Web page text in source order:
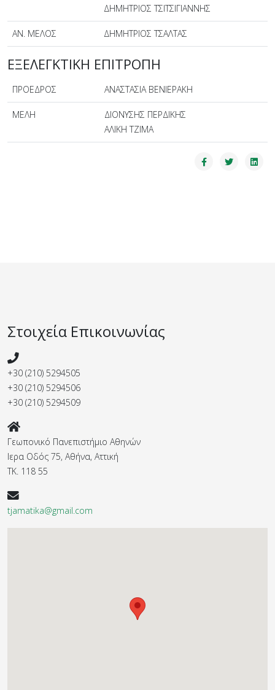
ΔΗΜΗΤΡΙΟΣ ΤΣΙΤΣΙΓΙΑΝΝΗΣ
ΑΝ. ΜΕΛΟΣ ΔΗΜΗΤΡΙΟΣ ΤΣΑΛΤΑΣ
ΕΞΕΛΕΓΚΤΙΚΗ ΕΠΙΤΡΟΠΗ
ΠΡΟΕΔΡΟΣ ΑΝΑΣΤΑΣΙΑ ΒΕΝΙΕΡΑΚΗ
ΜΕΛΗ
ΔΙΟΝΥΣΗΣ ΠΕΡΔΙΚΗΣ
ΑΛΙΚΗ ΤΖΙΜΑ
Στοιχεία Επικοινωνίας
+30 (210) 5294505
+30 (210) 5294506
+30 (210) 5294509
Γεωπονικό Πανεπιστήμιο Αθηνών
Ιερα Οδός 75, Αθήνα, Αττική
ΤΚ. 118 55
tjamatika@gmail.com